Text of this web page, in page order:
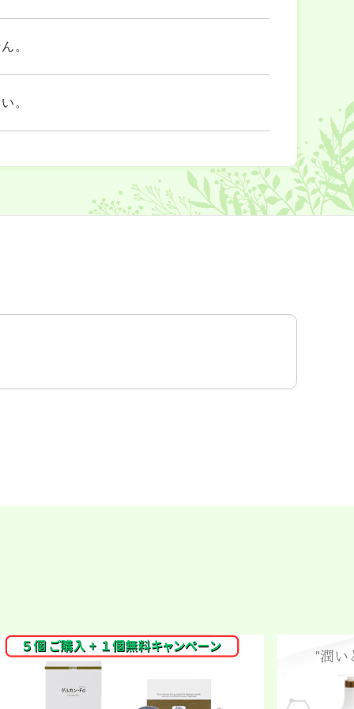
。
。